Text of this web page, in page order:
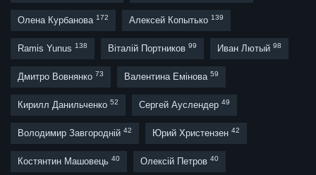
Олена Курбанова 172 Алексей Копытько 139
Ramis Yunus 138 Віталій Портников 99 Иван Лютый 98
Дмитро Вовнянко 73 Валентина Емінова 59
Кирилл Данильченко 52 Сергей Ауслендер 49
Володимир Завгородній 42 Юрий Христензен 42
Костянтин Машовець 40 Олексій Петров 40